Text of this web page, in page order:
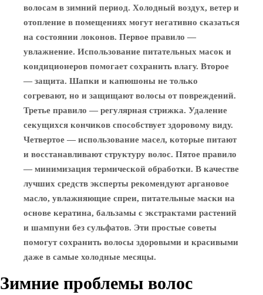
волосам в зимний период. Холодный воздух, ветер и
отопление в помещениях могут негативно сказаться
на состоянии локонов. Первое правило —
увлажнение. Использование питательных масок и
кондиционеров помогает сохранить влагу. Второе
— защита. Шапки и капюшоны не только
согревают, но и защищают волосы от повреждений.
Третье правило — регулярная стрижка. Удаление
секущихся кончиков способствует здоровому виду.
Четвертое — использование масел, которые питают
и восстанавливают структуру волос. Пятое правило
— минимизация термической обработки. В качестве
лучших средств эксперты рекомендуют аргановое
масло, увлажняющие спреи, питательные маски на
основе кератина, бальзамы с экстрактами растений
и шампуни без сульфатов. Эти простые советы
помогут сохранить волосы здоровыми и красивыми
даже в самые холодные месяцы.
Зимние проблемы волос